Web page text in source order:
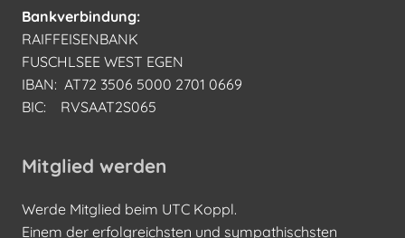
Bankverbindung:
RAIFFEISENBANK
FUSCHLSEE WEST EGEN
IBAN: AT72 3506 5000 2701 0669
BIC: RVSAAT2S065
Mitglied werden
Werde Mitglied beim UTC Koppl.
Einem der erfolgreichsten und sympathischsten